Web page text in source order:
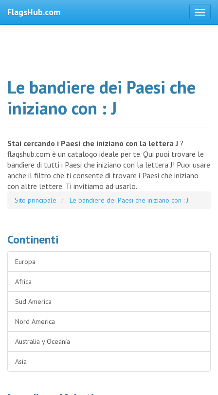
FlagsHub.com
Le bandiere dei Paesi che
iniziano con : J
Stai cercando i Paesi che iniziano con la lettera J ?
flagshub.com è un catalogo ideale per te. Qui puoi trovare le
bandiere di tutti i Paesi che iniziano con la lettera J! Puoi usare
anche il filtro che ti consente di trovare i Paesi che iniziano
con altre lettere. Ti invitiamo ad usarlo.
Sito principale Le bandiere dei Paesi che iniziano con : J
Continenti
Europa
Africa
Sud America
Nord America
Australia y Oceanía
Asia